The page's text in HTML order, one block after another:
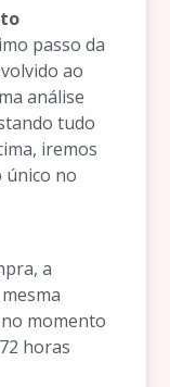
passo da
ao
análise
tudo
iremos
único no
a
momento
horas